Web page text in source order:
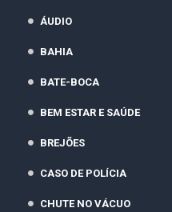
ÁUDIO
BAHIA
BATE-BOCA
BEM ESTAR E SAÚDE
BREJÕES
CASO DE POLÍCIA
CHUTE NO VÁCUO